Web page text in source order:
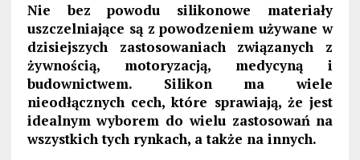
Nie bez powodu silikonowe materiały
uszczelniające są z powodzeniem używane w
dzisiejszych zastosowaniach związanych z
żywnością, motoryzacją, medycyną i
budownictwem. Silikon ma wiele
nieodłącznych cech, które sprawiają, że jest
idealnym wyborem do wielu zastosowań na
wszystkich tych rynkach, a także na innych.